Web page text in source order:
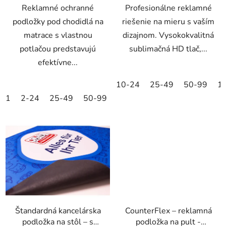
Reklamné ochranné
podložky pod chodidlá na
matrace s vlastnou
potlačou predstavujú
efektívne...
1 2-24 25-49 50-99
Profesionálne reklamné
riešenie na mieru s vaším
dizajnom. Vysokokvalitná
sublimačná HD tlač,...
10-24 25-49 50-99
Štandardná kancelárska
podložka na stôl – s
CounterFlex – reklamná
podložka na pult -